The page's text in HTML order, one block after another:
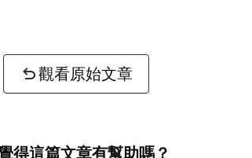
觀看原始文章
得這篇文章有幫助嗎？